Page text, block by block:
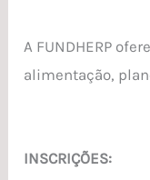
A FUNDHERP
alimentação,
INSCRIÇÕES: